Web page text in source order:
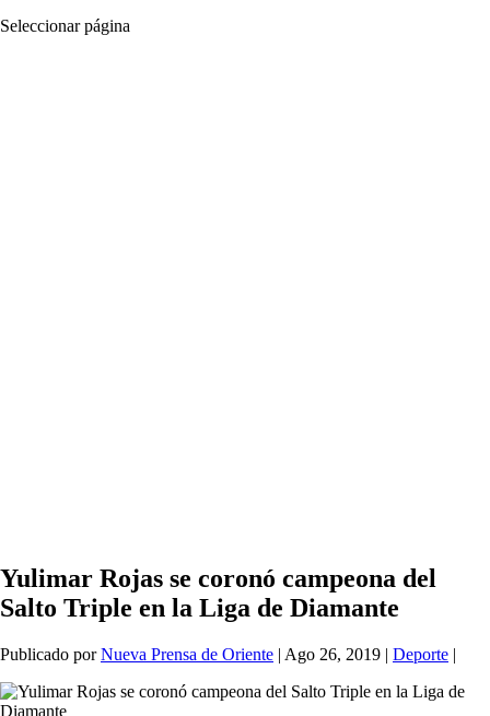
Seleccionar página
Yulimar Rojas se coronó campeona del
Salto Triple en la Liga de Diamante
Publicado porNueva Prensa de Oriente | Ago 26, 2019 | Deporte |